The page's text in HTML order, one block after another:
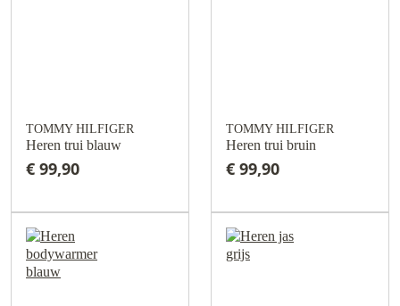
TOMMY HILFIGER
Heren trui blauw
€ 99,90
TOMMY HILFIGER
Heren trui bruin
€ 99,90